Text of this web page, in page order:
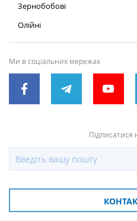
Зернобобові
Олійні
Ми в соціальних мережах
Підписатися